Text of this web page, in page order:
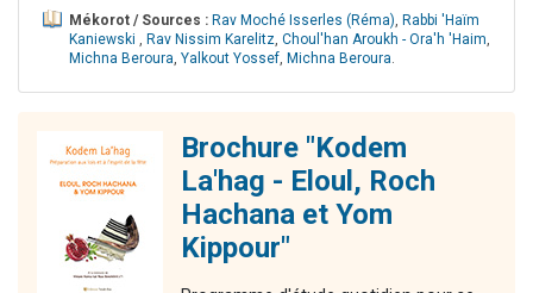
Mékorot / Sources : Rav Moché Isserles (Réma), Rabbi 'Haïm
Kaniewski , Rav Nissim Karelitz, Choul'han Aroukh - Ora'h 'Haim,
Michna Beroura, Yalkout Yossef, Michna Beroura.
Brochure "Kodem
La'hag - Eloul, Roch
Hachana et Yom
Kippour"